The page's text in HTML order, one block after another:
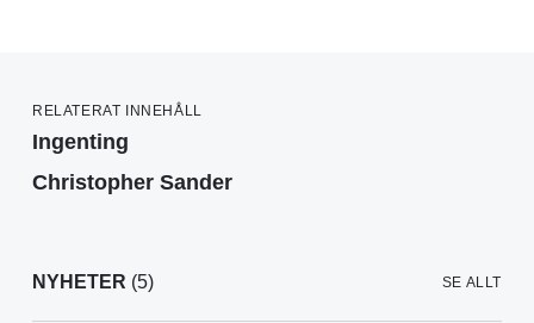
RELATERAT INNEHÅLL
Ingenting
Christopher Sander
NYHETER (5) SE ALLT